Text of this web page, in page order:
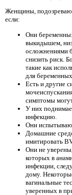
Женщины,
если:
Они
выкидышем,
осложнениями
снизить риск.
такие как
для беременных.
Есть и другие
симптомы
У них
инфекцию.
Они
Домашние
имитировать
Они не
которых в
инфекции,
дому.
вагинальные
уверенных в